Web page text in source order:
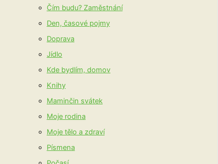
Čím budu? Zaměstnání
Den, časové pojmy
Doprava
Jídlo
Kde bydlím, domov
Knihy
Maminčin svátek
Moje rodina
Moje tělo a zdraví
Písmena